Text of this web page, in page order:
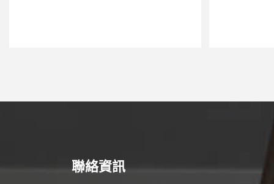
聯絡資訊